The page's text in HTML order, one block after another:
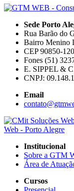
Sede Porto
Rua Barão do
Bairro Menino
CEP 90850-120
Fones (51)
E. SIPPEL &
CNPJ:
Email
Institucional
Sobre a GTM
Área de
Cursos